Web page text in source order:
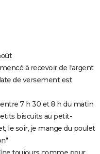
à recevoir de l'argent
de versement est
entre 7 h 30 et 8 h du matin
biscuits au petit-
le soir, je mange du poulet